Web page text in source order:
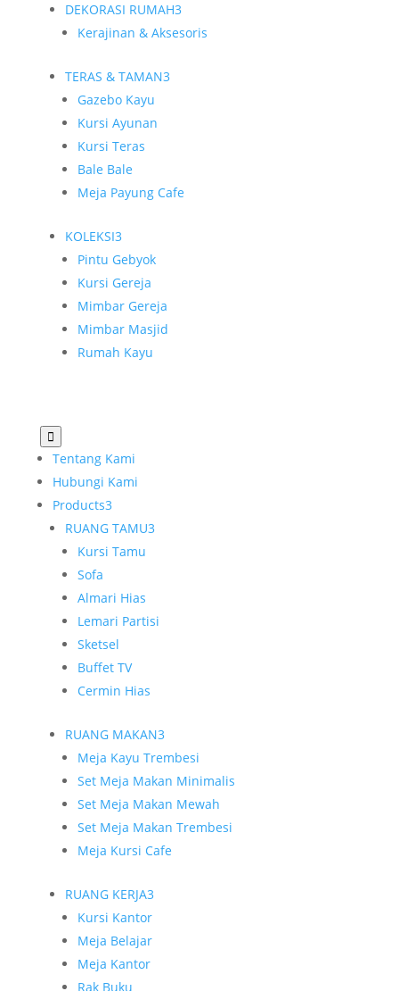
DEKORASI RUMAH3
Kerajinan & Aksesoris
TERAS & TAMAN3
Gazebo Kayu
Kursi Ayunan
Kursi Teras
Bale Bale
Meja Payung Cafe
KOLEKSI3
Pintu Gebyok
Kursi Gereja
Mimbar Gereja
Mimbar Masjid
Rumah Kayu

Tentang Kami
Hubungi Kami
Products3
RUANG TAMU3
Kursi Tamu
Sofa
Almari Hias
Lemari Partisi
Sketsel
Buffet TV
Cermin Hias
RUANG MAKAN3
Meja Kayu Trembesi
Set Meja Makan Minimalis
Set Meja Makan Mewah
Set Meja Makan Trembesi
Meja Kursi Cafe
RUANG KERJA3
Kursi Kantor
Meja Belajar
Meja Kantor
Rak Buku